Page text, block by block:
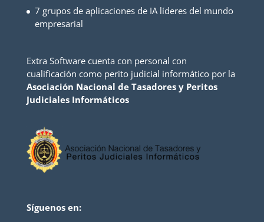
7 grupos de aplicaciones de IA líderes del mundo
empresarial
Extra Software cuenta con personal con
cualificación como perito judicial informático por la
Asociación Nacional de Tasadores y Peritos
Judiciales Informáticos
Síguenos en: